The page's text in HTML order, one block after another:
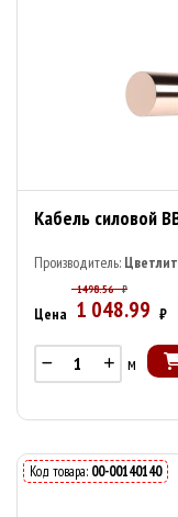
Кабель силовой
Производитель:
1498.56 ₽
Цена 1 048.99 ₽
м
Код товара: 00-00140140